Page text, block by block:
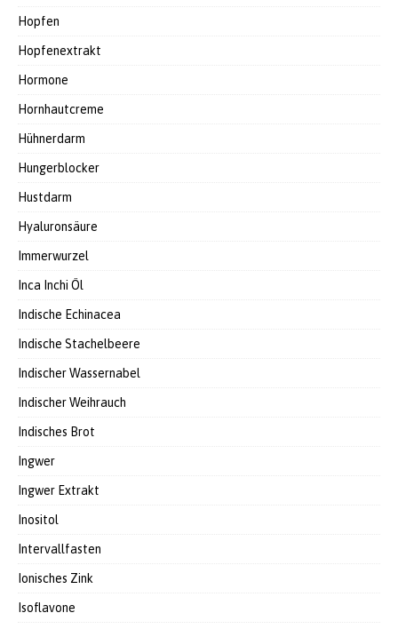
Hopfen
Hopfenextrakt
Hormone
Hornhautcreme
Hühnerdarm
Hungerblocker
Hustdarm
Hyaluronsäure
Immerwurzel
Inca Inchi Öl
Indische Echinacea
Indische Stachelbeere
Indischer Wassernabel
Indischer Weihrauch
Indisches Brot
Ingwer
Ingwer Extrakt
Inositol
Intervallfasten
Ionisches Zink
Isoflavone